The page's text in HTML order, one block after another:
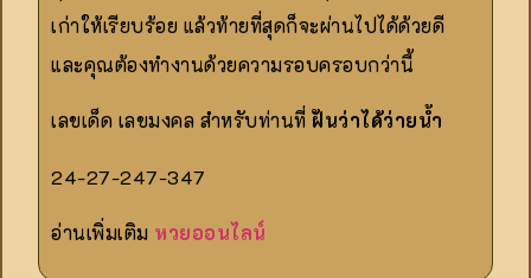
เก่าให้เรียบร้อย แล้วท้ายที่สุดก็จะผ่านไปได้ด้วยดี
และคุณต้องทำงานด้วยความรอบครอบกว่านี้
เลขเด็ด เลขมงคล สำหรับท่านที่ ฝันว่าได้ว่ายน้ำ
24-27-247-347
อ่านเพิ่มเติม หวยออนไลน์